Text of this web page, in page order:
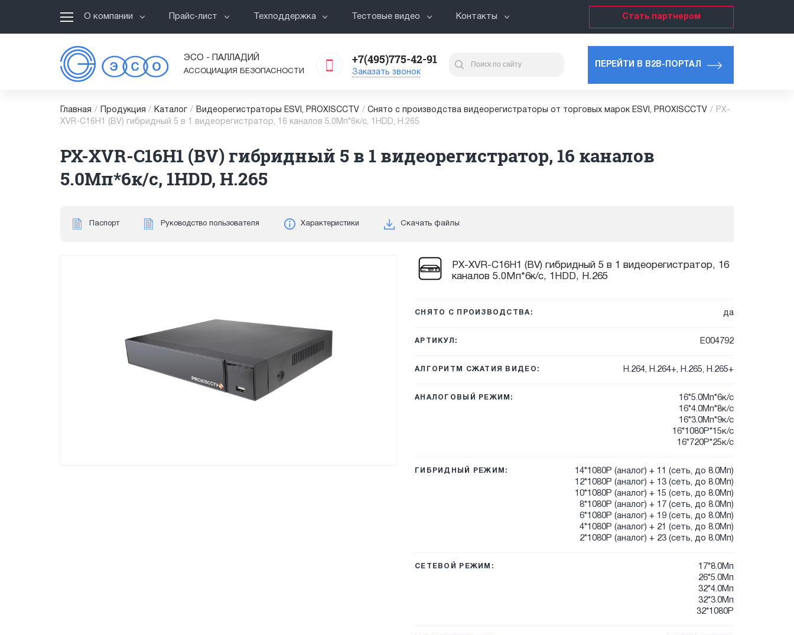
О компании Прайс-лист Техподдержка Тестовые видео Контакты Стать партнером
ЭСО - ПАЛЛАДИЙ
АССОЦИАЦИЯ БЕЗОПАСНОСТИ
+7(495)775-42-91
Заказать звонок
ПЕРЕЙТИ В B2B-ПОРТАЛ
Главная / Продукция / Каталог / Видеорегистраторы ESVI, PROXISCCTV / Снято с производства видеорегистраторы от торговых марок ESVI, PROXISCCTV /
PX-
XVR-C16H1 (BV) гибридный 5 в 1 видеорегистратор, 16 каналов 5.0Мп*6к/с, 1HDD, H.265
PX-XVR-C16H1 (BV) гибридный 5 в 1 видеорегистратор, 16 каналов
5.0Мп*6к/с, 1HDD, H.265
Паспорт Руководство пользователя Характеристики Скачать файлы
PX-XVR-C16H1 (BV) гибридный 5 в 1 видеорегистратор, 16
каналов 5.0Мп*6к/с, 1HDD, H.265
СНЯТО С ПРОИЗВОДСТВА: да
АРТИКУЛ: E004792
АЛГОРИТМ СЖАТИЯ ВИДЕО: H.264, H.264+, H.265, H.265+
АНАЛОГОВЫЙ РЕЖИМ:
16*5.0Мп*6к/с
16*4.0Мп*8к/с
16*3.0Мп*9к/с
16*1080P*15к/с
16*720P*25к/с
ГИБРИДНЫЙ РЕЖИМ:
14*1080P (аналог) + 11 (сеть, до 8.0Мп)
12*1080P (аналог) + 13 (сеть, до 8.0Мп)
10*1080P (аналог) + 15 (сеть, до 8.0Мп)
8*1080P (аналог) + 17 (сеть, до 8.0Мп)
6*1080P (аналог) + 19 (сеть, до 8.0Мп)
4*1080P (аналог) + 21 (сеть, до 8.0Мп)
2*1080P (аналог) + 23 (сеть, до 8.0Мп)
СЕТЕВОЙ РЕЖИМ:
17*8.0Мп
26*5.0Мп
32*4.0Мп
32*3.0Мп
32*1080P